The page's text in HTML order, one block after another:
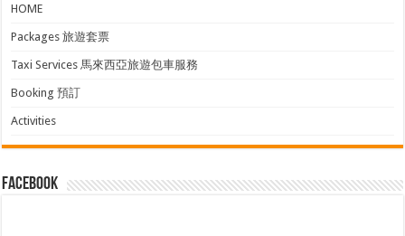
HOME
Packages 旅遊套票
Taxi Services 馬來西亞旅遊包車服務
Booking 預訂
Activities
facebook